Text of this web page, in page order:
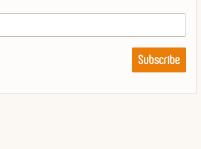
des données à